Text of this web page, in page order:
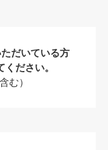
だいている方
ください。
む）